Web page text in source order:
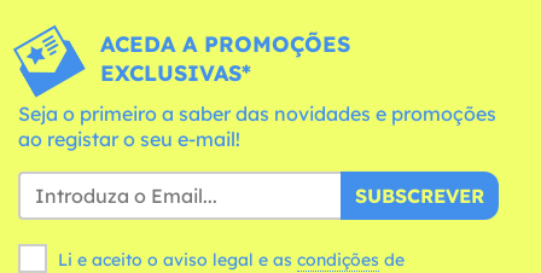
ACEDA A PROMOÇÕES
EXCLUSIVAS*
Seja o primeiro a saber das novidades e promoções
ao registar o seu e-mail!
SUBSCREVER
Li e aceito o aviso legal e as condições